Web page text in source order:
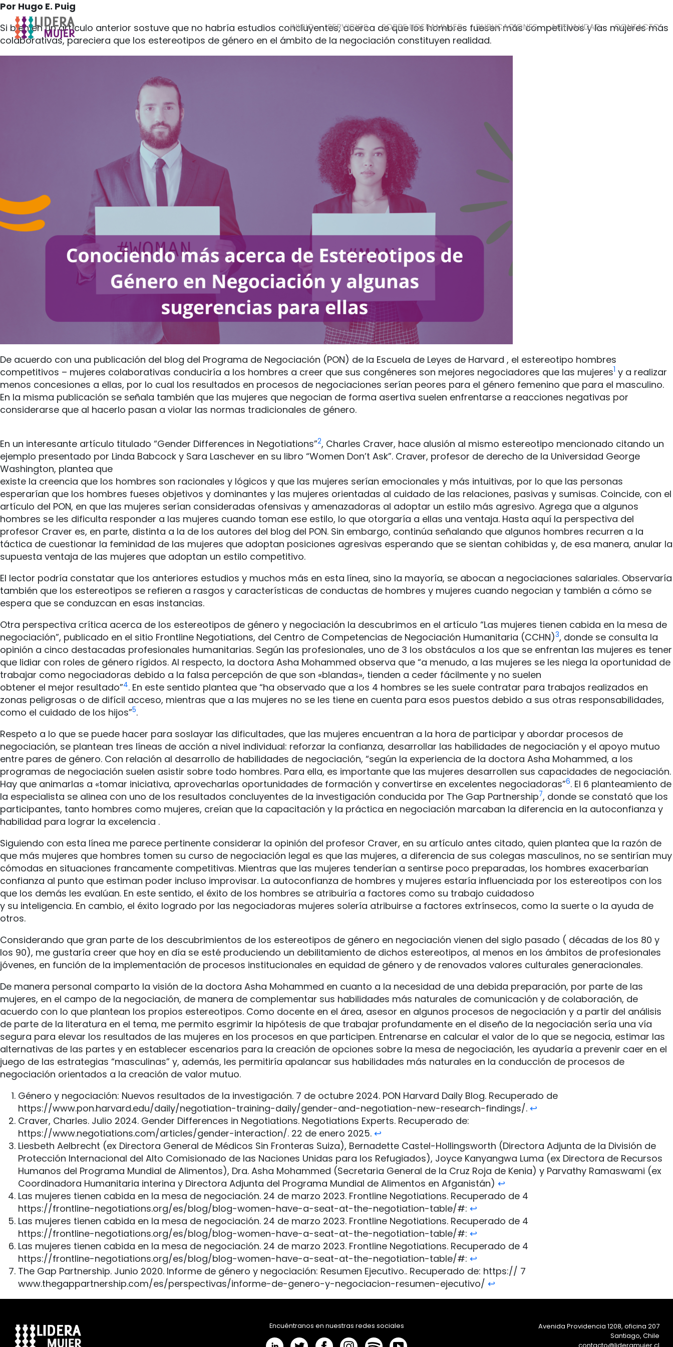
INICIO SERVICIOS SOBRE LIDERAMUJER PUBLICACIONES ACTUALIDAD CONTACTO
Por Hugo E. Puig
Si bien en un artículo anterior sostuve que no habría estudios concluyentes, acerca de que los hombres fuesen más competitivos y las mujeres más
colaborativas, pareciera que los estereotipos de género en el ámbito de la negociación constituyen realidad.
De acuerdo con una publicación del blog del Programa de Negociación (PON) de la Escuela de Leyes de Harvard , el estereotipo hombres
competitivos – mujeres colaborativas conduciría a los hombres a creer que sus congéneres son mejores negociadores que las mujeres1 y a realizar
menos concesiones a ellas, por lo cual los resultados en procesos de negociaciones serían peores para el género femenino que para el masculino.
En la misma publicación se señala también que las mujeres que negocian de forma asertiva suelen enfrentarse a reacciones negativas por
considerarse que al hacerlo pasan a violar las normas tradicionales de género.
En un interesante artículo titulado “Gender Differences in Negotiations”2, Charles Craver, hace alusión al mismo estereotipo mencionado citando un
ejemplo presentado por Linda Babcock y Sara Laschever en su libro “Women Don’t Ask”. Craver, profesor de derecho de la Universidad George
Washington, plantea que
existe la creencia que los hombres son racionales y lógicos y que las mujeres serían emocionales y más intuitivas, por lo que las personas
esperarían que los hombres fueses objetivos y dominantes y las mujeres orientadas al cuidado de las relaciones, pasivas y sumisas. Coincide, con el
artículo del PON, en que las mujeres serían consideradas ofensivas y amenazadoras al adoptar un estilo más agresivo. Agrega que a algunos
hombres se les dificulta responder a las mujeres cuando toman ese estilo, lo que otorgaría a ellas una ventaja. Hasta aquí la perspectiva del
profesor Craver es, en parte, distinta a la de los autores del blog del PON. Sin embargo, continúa señalando que algunos hombres recurren a la
táctica de cuestionar la feminidad de las mujeres que adoptan posiciones agresivas esperando que se sientan cohibidas y, de esa manera, anular la
supuesta ventaja de las mujeres que adoptan un estilo competitivo.
El lector podría constatar que los anteriores estudios y muchos más en esta línea, sino la mayoría, se abocan a negociaciones salariales. Observaría
también que los estereotipos se refieren a rasgos y características de conductas de hombres y mujeres cuando negocian y también a cómo se
espera que se conduzcan en esas instancias.
Otra perspectiva crítica acerca de los estereotipos de género y negociación la descubrimos en el artículo “Las mujeres tienen cabida en la mesa de
negociación”, publicado en el sitio Frontline Negotiations, del Centro de Competencias de Negociación Humanitaria (CCHN)3, donde se consulta la
opinión a cinco destacadas profesionales humanitarias. Según las profesionales, uno de 3 los obstáculos a los que se enfrentan las mujeres es tener
que lidiar con roles de género rígidos. Al respecto, la doctora Asha Mohammed observa que “a menudo, a las mujeres se les niega la oportunidad de
trabajar como negociadoras debido a la falsa percepción de que son «blandas», tienden a ceder fácilmente y no suelen
obtener el mejor resultado”4. En este sentido plantea que “ha observado que a los 4 hombres se les suele contratar para trabajos realizados en
zonas peligrosas o de difícil acceso, mientras que a las mujeres no se les tiene en cuenta para esos puestos debido a sus otras responsabilidades,
como el cuidado de los hijos”5.
Respeto a lo que se puede hacer para soslayar las dificultades, que las mujeres encuentran a la hora de participar y abordar procesos de
negociación, se plantean tres líneas de acción a nivel individual: reforzar la confianza, desarrollar las habilidades de negociación y el apoyo mutuo
entre pares de género. Con relación al desarrollo de habilidades de negociación, “según la experiencia de la doctora Asha Mohammed, a los
programas de negociación suelen asistir sobre todo hombres. Para ella, es importante que las mujeres desarrollen sus capacidades de negociación.
Hay que animarlas a «tomar iniciativa, aprovecharlas oportunidades de formación y convertirse en excelentes negociadoras”6. El 6 planteamiento de
la especialista se alinea con uno de los resultados concluyentes de la investigación conducida por The Gap Partnership7, donde se constató que los
participantes, tanto hombres como mujeres, creían que la capacitación y la práctica en negociación marcaban la diferencia en la autoconfianza y
habilidad para lograr la excelencia .
Siguiendo con esta línea me parece pertinente considerar la opinión del profesor Craver, en su artículo antes citado, quien plantea que la razón de
que más mujeres que hombres tomen su curso de negociación legal es que las mujeres, a diferencia de sus colegas masculinos, no se sentirían muy
cómodas en situaciones francamente competitivas. Mientras que las mujeres tenderían a sentirse poco preparadas, los hombres exacerbarían
confianza al punto que estiman poder incluso improvisar. La autoconfianza de hombres y mujeres estaría influenciada por los estereotipos con los
que los demás les evalúan. En este sentido, el éxito de los hombres se atribuiría a factores como su trabajo cuidadoso
y su inteligencia. En cambio, el éxito logrado por las negociadoras mujeres solería atribuirse a factores extrínsecos, como la suerte o la ayuda de
otros.
Considerando que gran parte de los descubrimientos de los estereotipos de género en negociación vienen del siglo pasado ( décadas de los 80 y
los 90), me gustaría creer que hoy en día se esté produciendo un debilitamiento de dichos estereotipos, al menos en los ámbitos de profesionales
jóvenes, en función de la implementación de procesos institucionales en equidad de género y de renovados valores culturales generacionales.
De manera personal comparto la visión de la doctora Asha Mohammed en cuanto a la necesidad de una debida preparación, por parte de las
mujeres, en el campo de la negociación, de manera de complementar sus habilidades más naturales de comunicación y de colaboración, de
acuerdo con lo que plantean los propios estereotipos. Como docente en el área, asesor en algunos procesos de negociación y a partir del análisis
de parte de la literatura en el tema, me permito esgrimir la hipótesis de que trabajar profundamente en el diseño de la negociación sería una vía
segura para elevar los resultados de las mujeres en los procesos en que participen. Entrenarse en calcular el valor de lo que se negocia, estimar las
alternativas de las partes y en establecer escenarios para la creación de opciones sobre la mesa de negociación, les ayudaría a prevenir caer en el
juego de las estrategias “masculinas” y, además, les permitiría apalancar sus habilidades más naturales en la conducción de procesos de
negociación orientados a la creación de valor mutuo.
Género y negociación: Nuevos resultados de la investigación. 7 de octubre 2024. PON Harvard Daily Blog. Recuperado de
https://www.pon.harvard.edu/daily/negotiation-training-daily/gender-and-negotiation-new-research-findings/. ↩︎
Craver, Charles. Julio 2024. Gender Differences in Negotiations. Negotiations Experts. Recuperado de:
https://www.negotiations.com/articles/gender-interaction/. 22 de enero 2025. ↩︎
Liesbeth Aelbrecht (ex Directora General de Médicos Sin Fronteras Suiza), Bernadette Castel-Hollingsworth (Directora Adjunta de la División de
Protección Internacional del Alto Comisionado de las Naciones Unidas para los Refugiados), Joyce Kanyangwa Luma (ex Directora de Recursos
Humanos del Programa Mundial de Alimentos), Dra. Asha Mohammed (Secretaria General de la Cruz Roja de Kenia) y Parvathy Ramaswami (ex
Coordinadora Humanitaria interina y Directora Adjunta del Programa Mundial de Alimentos en Afganistán) ↩︎
Las mujeres tienen cabida en la mesa de negociación. 24 de marzo 2023. Frontline Negotiations. Recuperado de 4
https://frontline-negotiations.org/es/blog/blog-women-have-a-seat-at-the-negotiation-table/#: ↩︎
Las mujeres tienen cabida en la mesa de negociación. 24 de marzo 2023. Frontline Negotiations. Recuperado de 4
https://frontline-negotiations.org/es/blog/blog-women-have-a-seat-at-the-negotiation-table/#: ↩︎
Las mujeres tienen cabida en la mesa de negociación. 24 de marzo 2023. Frontline Negotiations. Recuperado de 4
https://frontline-negotiations.org/es/blog/blog-women-have-a-seat-at-the-negotiation-table/#: ↩︎
The Gap Partnership. Junio 2020. Informe de género y negociación: Resumen Ejecutivo.. Recuperado de: https:// 7
www.thegappartnership.com/es/perspectivas/informe-de-genero-y-negociacion-resumen-ejecutivo/ ↩︎
Encuéntranos en nuestras redes sociales
Avenida Providencia 1208, oficina 207
Santiago, Chile